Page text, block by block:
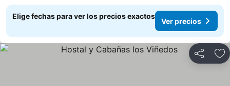
Elige fechas para ver los precios exactos
Ver precios
Compartir